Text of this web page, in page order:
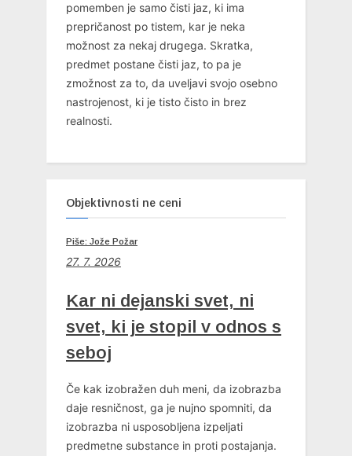
pomemben je samo čisti jaz, ki ima
prepričanost po tistem, kar je neka
možnost za nekaj drugega. Skratka,
predmet postane čisti jaz, to pa je
zmožnost za to, da uveljavi svojo osebno
nastrojenost, ki je tisto čisto in brez
realnosti.
Objektivnosti ne ceni
Piše: Jože Požar
27. 7. 2026
Kar ni dejanski svet, ni
svet, ki je stopil v odnos s
seboj
Če kak izobražen duh meni, da izobrazba
daje resničnost, ga je nujno spomniti, da
izobrazba ni usposobljena izpeljati
predmetne substance in proti postajanja.